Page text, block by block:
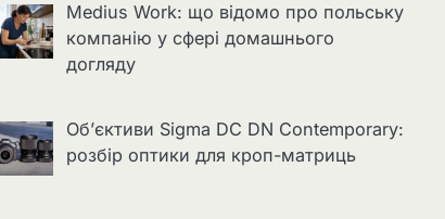
Medius Work: що відомо про польську
компанію у сфері домашнього
догляду
Об’єктиви Sigma DC DN Contemporary:
розбір оптики для кроп-матриць